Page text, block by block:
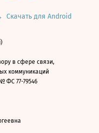
Скачать для Android
в сфере связи,
коммуникаций
ФС 77-79546